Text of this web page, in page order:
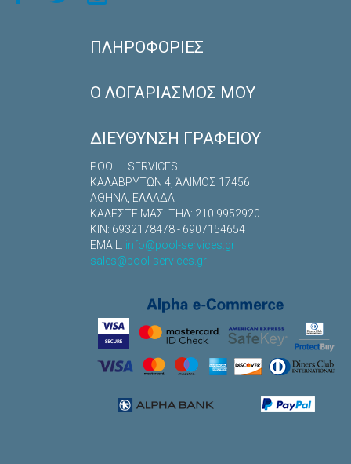
ΠΛΗΡΟΦΟΡΊΕΣ
Ο ΛΟΓΑΡΙΑΣΜΌΣ ΜΟΥ
ΔΙΕΎΘΥΝΣΗ ΓΡΑΦΕΊΟΥ
POOL –SERVICES
ΚΑΛΑΒΡYΤΩΝ 4, ΆΛΙΜΟΣ 17456
ΑΘΗΝΑ, ΕΛΛΑΔΑ
ΚΑΛΕΣΤΕ ΜΑΣ: TΗΛ: 210 9952920
ΚΙΝ: 6932178478 - 6907154654
EMAIL: info@pool-services.gr
sales@pool-services.gr